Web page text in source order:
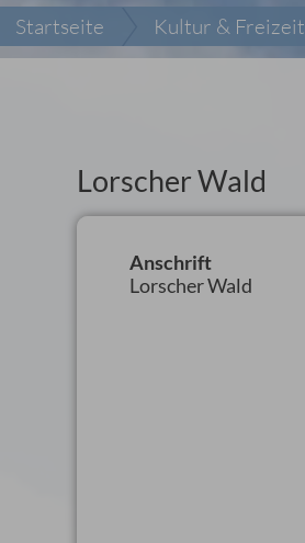
Startseite Kultur & Freizeit
Lorscher Wald
Anschrift
Lorscher Wald